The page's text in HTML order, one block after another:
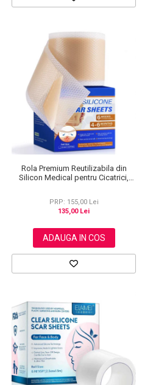
Rola Premium Reutilizabila din
Silicon Medical pentru Cicatrici,
PRP: 155,00 Lei
135,00 Lei
ADAUGA IN COS